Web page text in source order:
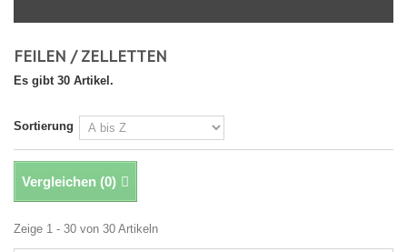
FEILEN / ZELLETTEN
Es gibt 30 Artikel.
Sortierung
Vergleichen (0)
Zeige 1 - 30 von 30 Artikeln